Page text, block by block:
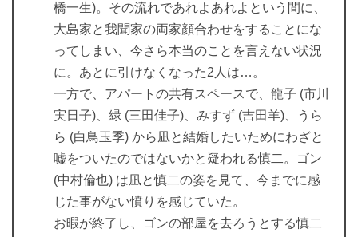
橋一生)。その流れであれよあれよという間に、
大島家と我聞家の両家顔合わせをすることにな
ってしまい、今さら本当のことを言えない状況
に。あとに引けなくなった2人は…。
一方で、アパートの共有スペースで、龍子 (市川
実日子)、緑 (三田佳子)、みすず (吉田羊)、うら
ら (白鳥玉季) から凪と結婚したいためにわざと
嘘をついたのではないかと疑われる慎二。ゴン
(中村倫也) は凪と慎二の姿を見て、今までに感
じた事がない憤りを感じていた。
お暇が終了し、ゴンの部屋を去ろうとする慎二